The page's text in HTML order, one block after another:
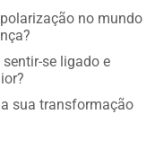
no mundo
se ligado e
a sua transformação